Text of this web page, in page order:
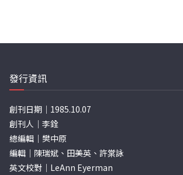
發行資訊
創刊日期｜1985.10.07
創刊人｜李銓
總編輯｜樊中原
編輯｜陳瑞斌、田美英、許棠詠
英文校對｜LeAnn Eyerman